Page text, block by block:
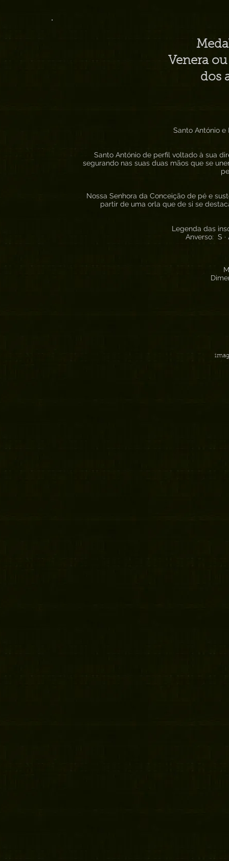
Venera
dos
Santo António e
Santo António de perfil voltado à sua
segurando nas suas duas mãos que se
Nossa Senhora da Conceição de pé e
partir de uma orla que de si se
Legenda das
Anverso: S ·